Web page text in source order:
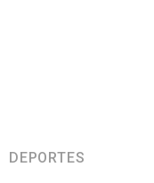
DEPORTES